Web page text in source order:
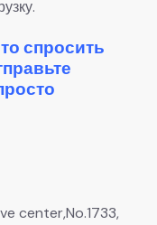
спросить
center,No.1733,